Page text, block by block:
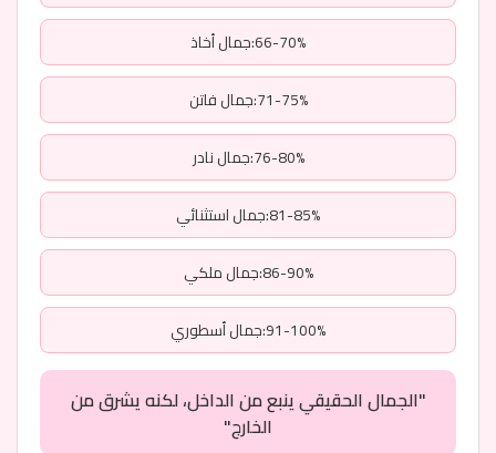
66-70%:جمال أخاذ
71-75%:جمال فاتن
76-80%:جمال نادر
81-85%:جمال استثنائي
86-90%:جمال ملكي
91-100%:جمال أسطوري
"الجمال الحقيقي ينبع من الداخل، لكنه يشرق من
الخارج"